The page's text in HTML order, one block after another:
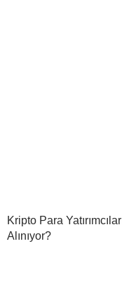
Kripto Para
Alınıyor?